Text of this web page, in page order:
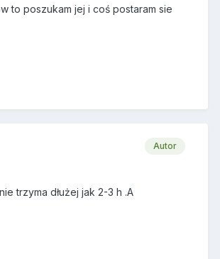
to poszukam jej i coś postaram sie
Autor
trzyma dłużej jak 2-3 h .A